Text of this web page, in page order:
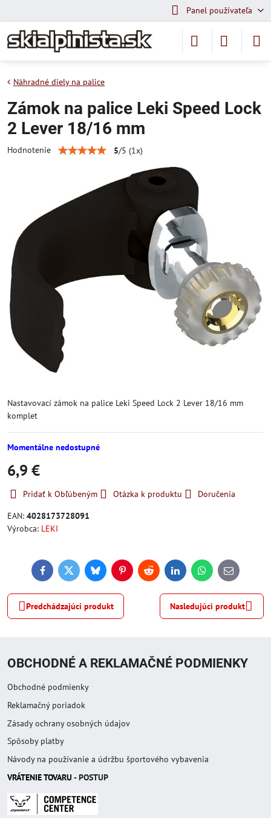
Panel používateľa
Náhradné diely na palice
Zámok na palice Leki Speed Lock
2 Lever 18/16 mm
Hodnotenie 5/5 (1x)
Nastavovací zámok na palice Leki Speed Lock 2 Lever 18/16 mm
komplet
Momentálne nedostupné
6,9 €
Pridať k Obľúbeným Otázka k produktu
Doručenia
EAN: 4028173728091
Výrobca: LEKI
FacebookTwitterBlueskyPinterestReddit LinkedInWhatsApp
E-
mail
Predchádzajúci produkt Nasledujúci produkt
OBCHODNÉ A REKLAMAČNÉ PODMIENKY
Obchodné podmienky
Reklamačný poriadok
Zásady ochrany osobných údajov
Spôsoby platby
Návody na používanie a údržbu športového vybavenia
VRÁTENIE TOVARU - POSTUP